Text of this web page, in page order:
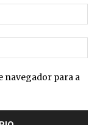
navegador para a